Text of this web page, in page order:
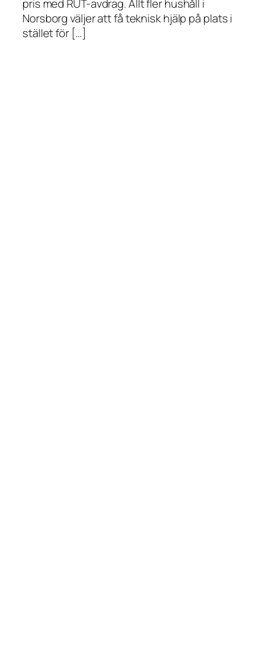
pris med RUT-avdrag. Allt fler hushåll i
Norsborg väljer att få teknisk hjälp på plats i
stället för […]